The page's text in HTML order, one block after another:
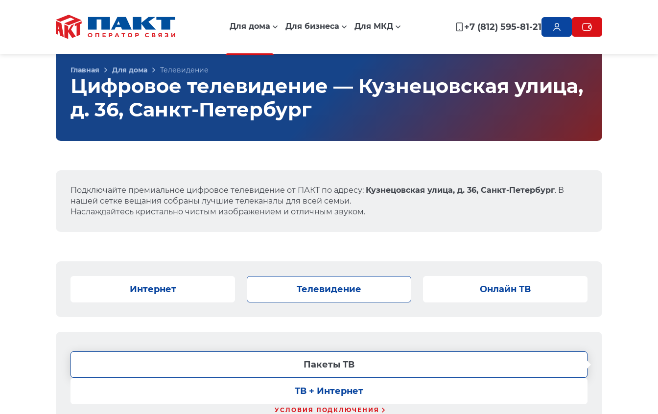
Для дома Для бизнеса Для МКД +7 (812) 595-81-21
Главная Для дома Телевидение
Цифровое телевидение — Кузнецовская улица,
д. 36, Санкт-Петербург
Подключайте премиальное цифровое телевидение от ПАКТ по адресу: Кузнецовская улица, д. 36, Санкт-Петербург. В
нашей сетке вещания собраны лучшие телеканалы для всей семьи.
Наслаждайтесь кристально чистым изображением и отличным звуком.
Интернет Телевидение Онлайн ТВ
Пакеты ТВ
ТВ + Интернет
УСЛОВИЯ ПОДКЛЮЧЕНИЯ